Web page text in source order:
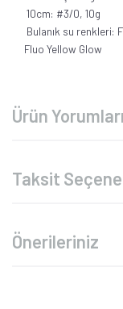
10cm: #3/0, 10g
Bulanık su renkleri:
Fluo Yellow Glow
Ürün Yorumları
Taksit
Önerileriniz